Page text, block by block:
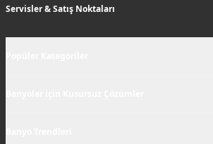
Servisler & Satış Noktaları